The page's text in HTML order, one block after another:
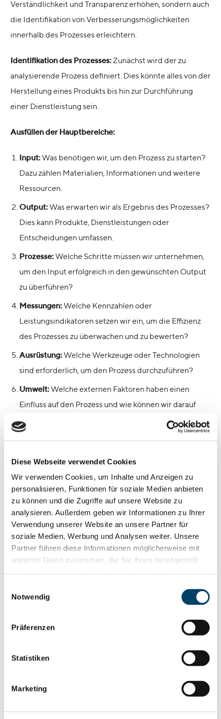
Diese Webseite verwendet Cookies
Wir verwenden Cookies, um Inhalte und Anzeigen zu
personalisieren, Funktionen für soziale Medien anbieten
zu können und die Zugriffe auf unsere Website zu
analysieren. Außerdem geben wir Informationen zu Ihrer
Verwendung unserer Website an unsere Partner für
soziale Medien, Werbung und Analysen weiter. Unsere
Partner führen diese Informationen möglicherweise mit
weiteren Daten zusammen, die Sie ihnen bereitgestellt
Notwendig
Präferenzen
Statistiken
Marketing
Verständlichkeit und Transparenz erhöhen, sondern auch
die Identifikation von Verbesserungsmöglichkeiten
innerhalb des Prozesses erleichtern.
Identifikation des Prozesses:Zunächst wird der zu
analysierende Prozess definiert. Dies könnte alles von der
Herstellung eines Produkts bis hin zur Durchführung
einer Dienstleistung sein.
Ausfüllen der Hauptbereiche:
Input:Was benötigen wir, um den Prozess zu starten?
Dazu zählen Materialien, Informationen und weitere
Ressourcen.
Output:Was erwarten wir als Ergebnis des Prozesses?
Dies kann Produkte, Dienstleistungen oder
Entscheidungen umfassen.
Prozesse:Welche Schritte müssen wir unternehmen,
um den Input erfolgreich in den gewünschten Output
zu überführen?
Messungen:Welche Kennzahlen oder
Leistungsindikatoren setzen wir ein, um die Effizienz
des Prozesses zu überwachen und zu bewerten?
Ausrüstung:Welche Werkzeuge oder Technologien
sind erforderlich, um den Prozess durchzuführen?
Umwelt:Welche externen Faktoren haben einen
Einfluss auf den Prozess und wie können wir darauf
reagieren?
Personal:Wer ist in den Prozess involviert und welche
Nachdem das Diagramm vervollständigt wurde, nutzen
Teams es, um den Prozess auf Effizienz und Effektivität zu
überprüfen und Bereiche für Verbesserungen zu
identifizieren.
Das Turtle-Diagramm ist ein wertvolles Werkzeug im
kontinuierlich zu verbessern.
Das Turtle-Diagramm bringt
erleichtert das Verstehen der verschiedenen